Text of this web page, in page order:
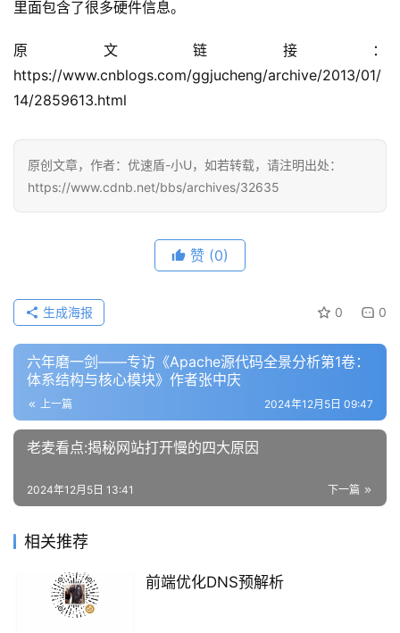
问
社
区
速
盾
动
里面包含了很多硬件信息。
原文链接：
https://www.cnblogs.com/ggjucheng/archive/2013/01/
14/2859613.html
原创文章，作者：优速盾-小U，如若转载，请注明出处：
https://www.cdnb.net/bbs/archives/32635
赞 (0)
0 0
生成海报
六年磨一剑——专访《Apache源代码全景分析第1卷：
体系结构与核心模块》作者张中庆
上一篇 2024年12月5日 09:47
老麦看点:揭秘网站打开慢的四大原因
下一篇
2024年12月5日 13:41
相关推荐
前端优化DNS预解析